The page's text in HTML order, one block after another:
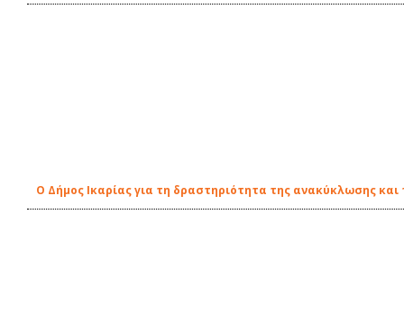
O Δήμος Ικαρίας για τη δραστηριότητα της ανακύκλωσης